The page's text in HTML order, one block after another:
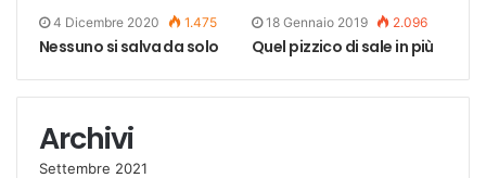
4 Dicembre 2020 1.475
Nessuno si salva da solo
18 Gennaio 2019 2.096
Quel pizzico di sale in più
Archivi
Settembre 2021